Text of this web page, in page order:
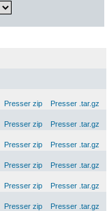
Presser zip
Presser .tar.gz
Presser zip
Presser .tar.gz
Presser zip
Presser .tar.gz
Presser zip
Presser .tar.gz
Presser zip
Presser .tar.gz
Presser zip
Presser .tar.gz